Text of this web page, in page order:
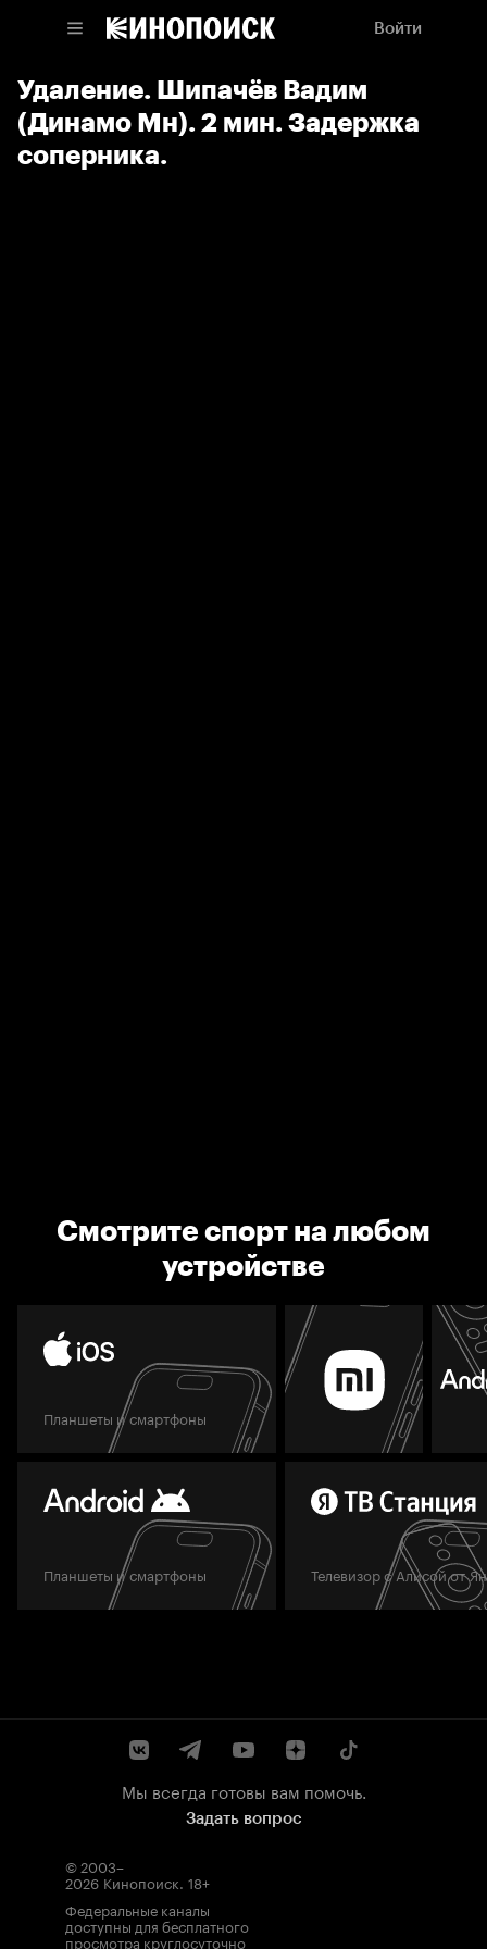
Войти
Удаление. Шипачёв Вадим
(Динамо Мн). 2 мин. Задержка
соперника.
Смотрите спорт на любом
устройстве
Планшеты и смартфоны
Планшеты и смартфоны Телевизор с Алисой от
Мы всегда готовы вам помочь.
Задать вопрос
© 2003–
2026 Кинопоиск. 18+
Федеральные каналы
доступны для бесплатного
просмотра круглосуточно